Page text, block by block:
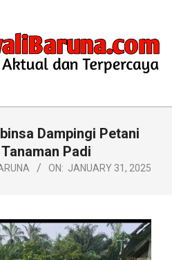
Dampingi Petani
Padi
ON: JANUARY 31, 2025